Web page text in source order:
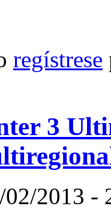
regístrese
3
02/2013 -